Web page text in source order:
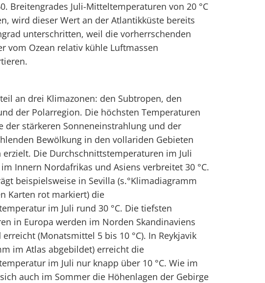
Breitengrades Juli-Mitteltemperaturen von 20 °C
wird dieser Wert an der Atlantikküste bereits
unterschritten, weil die vorherrschenden
vom Ozean relativ kühle Luftmassen
an drei Klimazonen: den Subtropen, den
der Polarregion. Die höchsten Temperaturen
der stärkeren Sonneneinstrahlung und der
Bewölkung in den vollariden Gebieten
erzielt. Die Durchschnittstemperaturen im Juli
Innern Nordafrikas und Asiens verbreitet 30 °C.
beispielsweise in Sevilla (s.°Klimadiagramm
Karten rot markiert) die
im Juli rund 30 °C. Die tiefsten
in Europa werden im Norden Skandinaviens
(Monatsmittel 5 bis 10 °C). In Reykjavik
im Atlas abgebildet) erreicht die
im Juli nur knapp über 10 °C. Wie im
auch im Sommer die Höhenlagen der Gebirge